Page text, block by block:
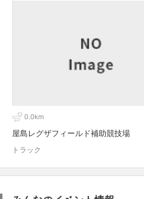
0.0km
屋島レグザフィールド補助競技場
トラック